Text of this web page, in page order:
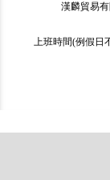
漢麟貿易有
上班時間(例假日